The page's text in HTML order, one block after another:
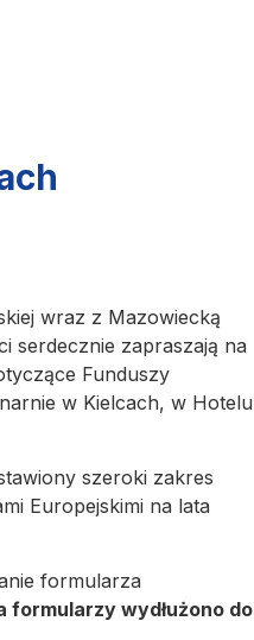
wraz z Mazowiecką
serdecznie zapraszają na
Funduszy
w Kielcach, w Hotelu
szeroki zakres
Europejskimi na lata
formularza
formularzy wydłużono do